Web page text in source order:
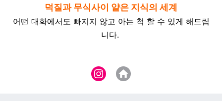
덕질과 무식사이 얕은 지식의 세계
어떤 대화에서도 빠지지 않고 아는 척 할 수 있게 해드립
니다.